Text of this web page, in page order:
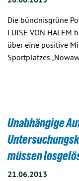
Die bündnisgrüne
LUISE VON
über eine positive
Sportplatzes
Unabhängige
müssen
21.06.2013